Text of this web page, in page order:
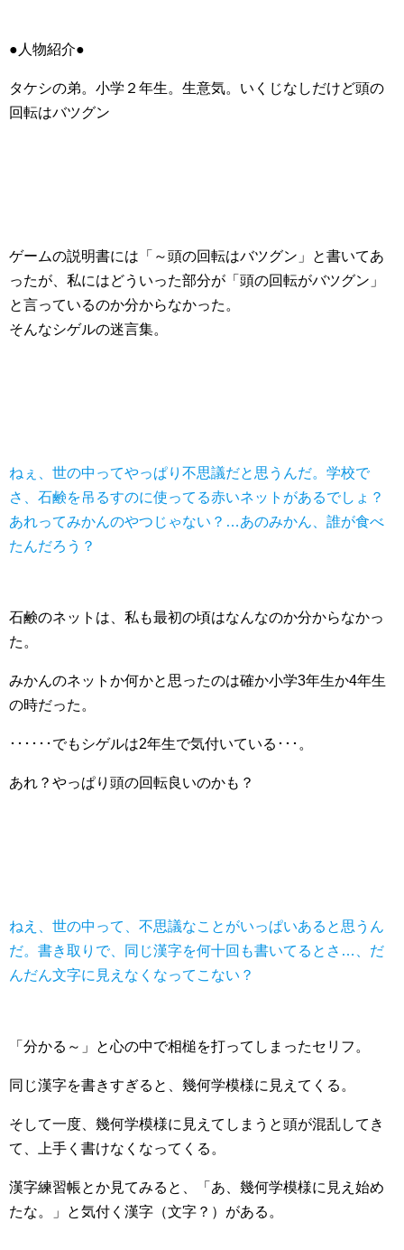
●人物紹介●
タケシの弟。小学２年生。生意気。いくじなしだけど頭の
回転はバツグン
ゲームの説明書には「～頭の回転はバツグン」と書いてあ
ったが、私にはどういった部分が「頭の回転がバツグン」
と言っているのか分からなかった。
そんなシゲルの迷言集。
ねぇ、世の中ってやっぱり不思議だと思うんだ。学校で
さ、石鹸を吊るすのに使ってる赤いネットがあるでしょ？
あれってみかんのやつじゃない？…あのみかん、誰が食べ
たんだろう？
石鹸のネットは、私も最初の頃はなんなのか分からなかっ
た。
みかんのネットか何かと思ったのは確か小学3年生か4年生
の時だった。
･･････でもシゲルは2年生で気付いている･･･。
あれ？やっぱり頭の回転良いのかも？
ねえ、世の中って、不思議なことがいっぱいあると思うん
だ。書き取りで、同じ漢字を何十回も書いてるとさ…、だ
んだん文字に見えなくなってこない？
「分かる～」と心の中で相槌を打ってしまったセリフ。
同じ漢字を書きすぎると、幾何学模様に見えてくる。
そして一度、幾何学模様に見えてしまうと頭が混乱してき
て、上手く書けなくなってくる。
漢字練習帳とか見てみると、「あ、幾何学模様に見え始め
たな。」と気付く漢字（文字？）がある。